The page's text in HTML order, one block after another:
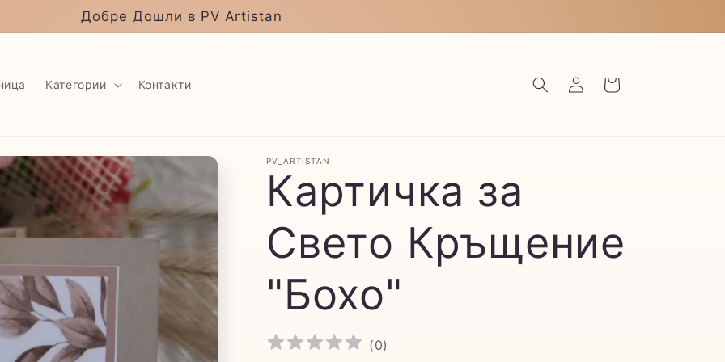
Добре Дошли в PV Artistan
Категории Контакти ВлизанеКоличка
PV_ARTISTAN
Картичка за
Свето Кръщение
"Бохо"
(0)